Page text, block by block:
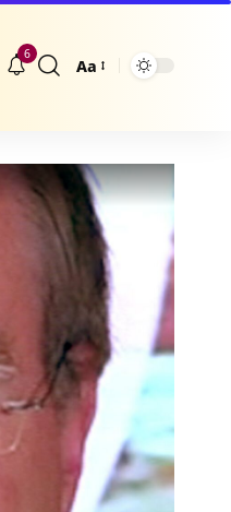
6
Größenänderung
Aa